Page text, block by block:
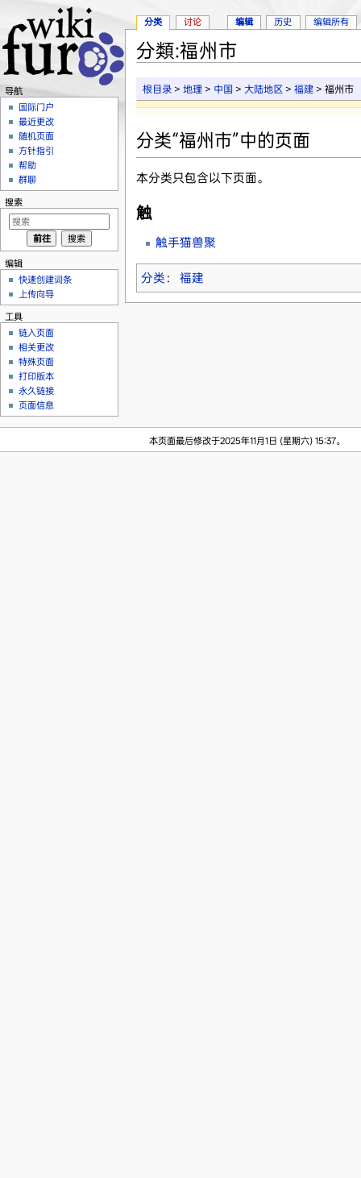
分類:福州市
根目录 >地理 > 中国 >大陆地区 >福建 > 福州市
分类“福州市”中的页面
本分类只包含以下页面。
触
触手猫兽聚
分类 ： 福建
分类 讨论 编辑 历史 编辑所有
导航
国际门户
最近更改
随机页面
方针指引
帮助
群聊
搜索
编辑
快速创建词条
上传向导
工具
链入页面
相关更改
特殊页面
打印版本
永久链接
页面信息
本页面最后修改于2025年11月1日 (星期六) 15:37。